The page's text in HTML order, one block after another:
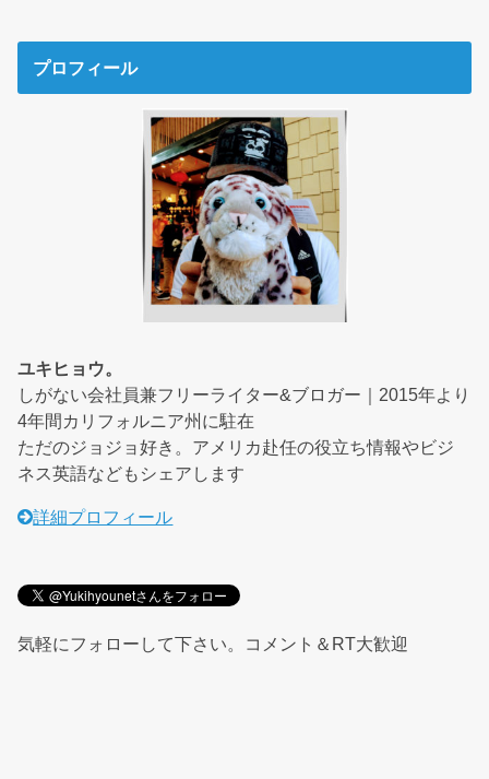
プロフィール
ユキヒョウ。
しがない会社員兼フリーライター&ブロガー｜2015年より
4年間カリフォルニア州に駐在
ただのジョジョ好き。アメリカ赴任の役立ち情報やビジ
ネス英語などもシェアします
詳細プロフィール
気軽にフォローして下さい。コメント＆RT大歓迎